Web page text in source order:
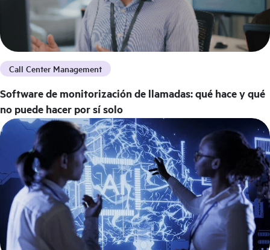
Call Center Management
Software de monitorización de llamadas: qué hace y qué
no puede hacer por sí solo